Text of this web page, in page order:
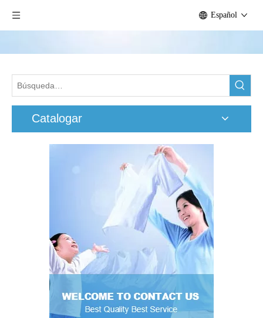
Español
Catalogar